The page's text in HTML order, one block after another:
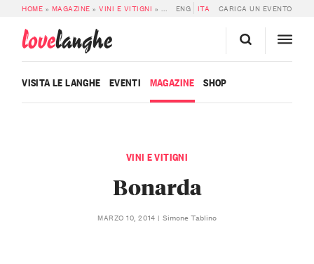
HOME » MAGAZINE »VINI E VITIGNI » BONARDA
ENG ITA CARICA UN EVENTO
lovelanghe
VISITA LE LANGHE EVENTI MAGAZINE SHOP
VINI E VITIGNI
Bonarda
MARZO 10, 2014 Simone Tablino